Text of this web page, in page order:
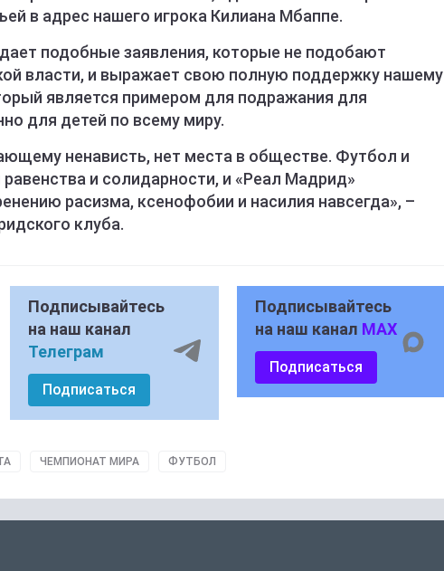
в адрес нашего игрока Килиана Мбаппе.
подобные заявления, которые не подобают
власти, и выражает свою полную поддержку нашему
является примером для подражания для
для детей по всему миру.
ненависть, нет места в обществе. Футбол и
и солидарности, и «Реал Мадрид»
расизма, ксенофобии и насилия навсегда», –
клуба.
Подписывайтесь
на наш канал
Телеграм
Подписаться
Подписывайтесь
на наш канал MAX
Подписаться
ЧЕМПИОНАТ МИРА ФУТБОЛ